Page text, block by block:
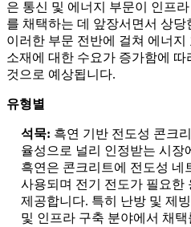
은 통신 및 에너지 부문이 인프
를 채택하는 데 앞장서면서 상
이러한 부문 전반에 걸쳐 에너
소재에 대한 수요가 증가함에
것으로 예상됩니다.
유형별
석묵: 흑연 기반 전도성 콘크
율성으로 널리 인정받는 시장
흑연은 콘크리트에 전도성 네
사용되며 전기 전도가 필요한
제공합니다. 특히 난방 및 제
및 인프라 구축 분야에서 채